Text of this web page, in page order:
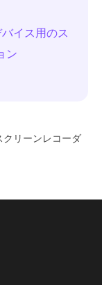
イス用のス
ン
クリーンレコーダ